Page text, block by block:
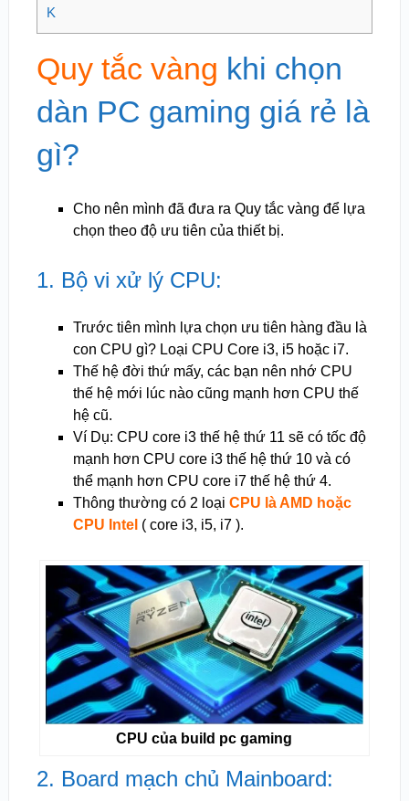
K
Quy tắc vàng khi chọn
dàn PC gaming giá rẻ là
gì?
Cho nên mình đã đưa ra Quy tắc vàng để lựa
chọn theo độ ưu tiên của thiết bị.
1. Bộ vi xử lý CPU:
Trước tiên mình lựa chọn ưu tiên hàng đầu là
con CPU gì? Loại CPU Core i3, i5 hoặc i7.
Thế hệ đời thứ mấy, các bạn nên nhớ CPU
thế hệ mới lúc nào cũng mạnh hơn CPU thế
hệ cũ.
Ví Dụ: CPU core i3 thế hệ thứ 11 sẽ có tốc độ
mạnh hơn CPU core i3 thế hệ thứ 10 và có
thể mạnh hơn CPU core i7 thế hệ thứ 4.
Thông thường có 2 loại CPU là AMD hoặc
CPU Intel ( core i3, i5, i7 ).
CPU của build pc gaming
2. Board mạch chủ Mainboard: